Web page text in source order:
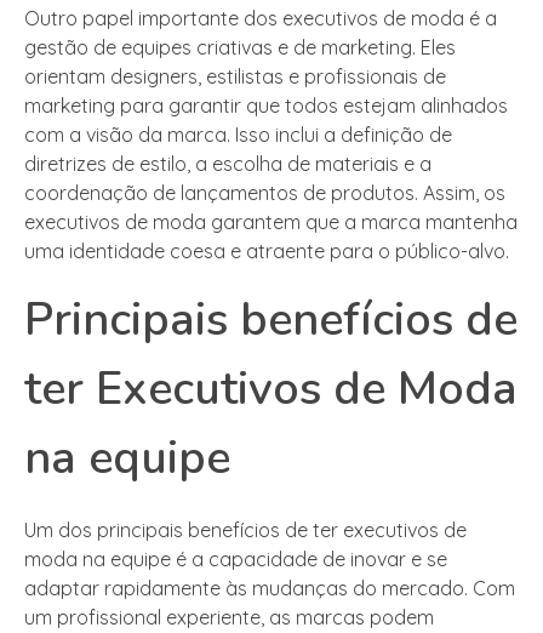
Outro papel importante dos executivos de moda é a
gestão de equipes criativas e de marketing. Eles
orientam designers, estilistas e profissionais de
marketing para garantir que todos estejam alinhados
com a visão da marca. Isso inclui a definição de
diretrizes de estilo, a escolha de materiais e a
coordenação de lançamentos de produtos. Assim, os
executivos de moda garantem que a marca mantenha
uma identidade coesa e atraente para o público-alvo.
Principais benefícios de
ter Executivos de Moda
na equipe
Um dos principais benefícios de ter executivos de
moda na equipe é a capacidade de inovar e se
adaptar rapidamente às mudanças do mercado. Com
um profissional experiente, as marcas podem